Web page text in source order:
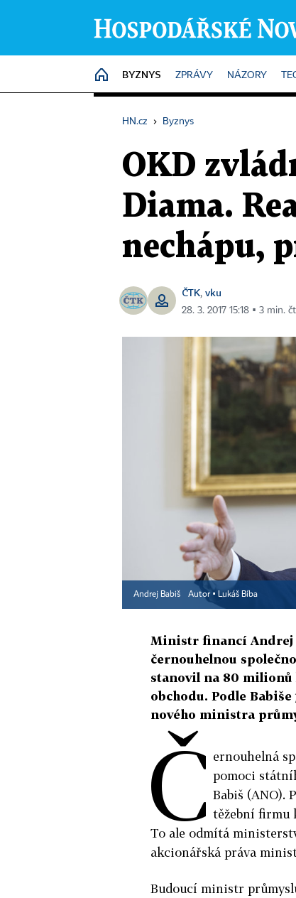
HOME
BYZNYS ZPRÁVY NÁZORY
HN.cz › Byznys
OKD
Diama.
nechápu,
ČTK, vku
28. 3. 2017 15:18 ▪ 3 min.
Andrej Babiš Autor ▪ Lukáš Bíba
Ministr financí Andrej
černouhelnou
stanovil na 80
obchodu. Podle
nového ministra
Č ernouhelná
pomoci
Babiš (ANO).
těžební firmu
To ale odmítá
akcionářská práva
Budoucí ministr